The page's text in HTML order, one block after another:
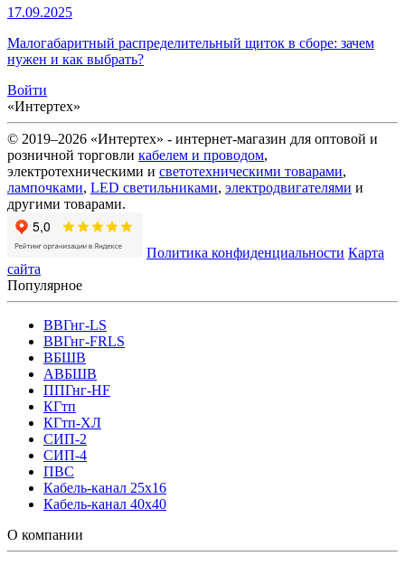
17.09.2025
Малогабаритный распределительный щиток в сборе: зачем
нужен и как выбрать?
Войти
«Интертех»
© 2019–2026 «Интертех» - интернет-магазин для оптовой и
розничной торговли кабелем и проводом,
электротехническими и светотехническими товарами,
лампочками, LED светильниками, электродвигателями и
другими товарами.
Политика конфиденциальности Карта
сайта
Популярное
ВВГнг-LS
ВВГнг-FRLS
ВБШВ
АВБШВ
ППГнг-HF
КГтп
КГтп-ХЛ
СИП-2
СИП-4
ПВС
Кабель-канал 25х16
Кабель-канал 40х40
О компании